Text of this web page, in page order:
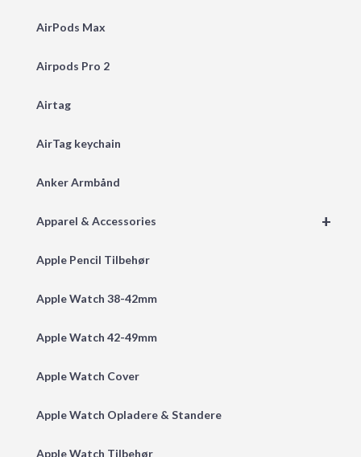
AirPods Max
Airpods Pro 2
Airtag
AirTag keychain
Anker Armbånd
+
Apparel & Accessories
Apple Pencil Tilbehør
Apple Watch 38-42mm
Apple Watch 42-49mm
Apple Watch Cover
Apple Watch Opladere & Standere
Apple Watch Tilbehør